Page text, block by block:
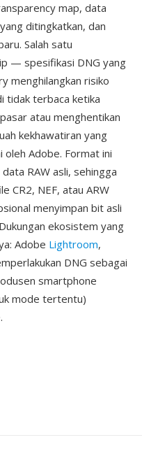
map, data
ditingkatkan, dan
Salah satu
— spesifikasi DNG yang
menghilangkan risiko
tidak terbaca ketika
atau menghentikan
kekhawatiran yang
Adobe. Format ini
RAW asli, sehingga
CR2, NEF, atau ARW
menyimpan bit asli
ekosistem yang
Adobe Lightroom,
DNG sebagai
smartphone
mode tertentu)